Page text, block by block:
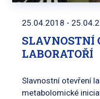
25.04.2018 -
SLAVNOSTNÍ
LABORATOŘÍ
Slavnostní otevření
metabolomické